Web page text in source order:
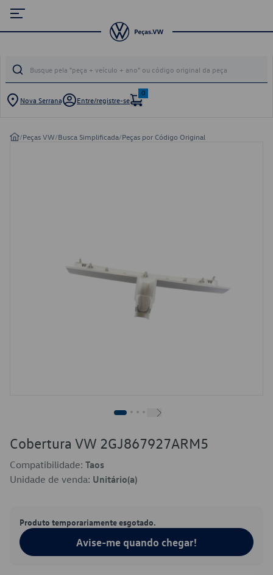
Nova Serrana Entre/registre-se
0
/Peças VW/Busca Simplificada/Peças por Código Original
Cobertura VW 2GJ867927ARM5
Compatibilidade: Taos
Unidade de venda: Unitário(a)
Produto temporariamente esgotado.
Avise-me quando chegar!